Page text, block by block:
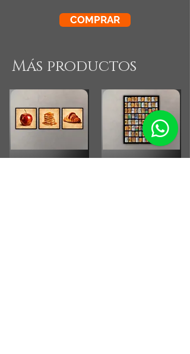
COMPRAR
Más productos
Combo Cocina Vintage
Fotografia Rollos